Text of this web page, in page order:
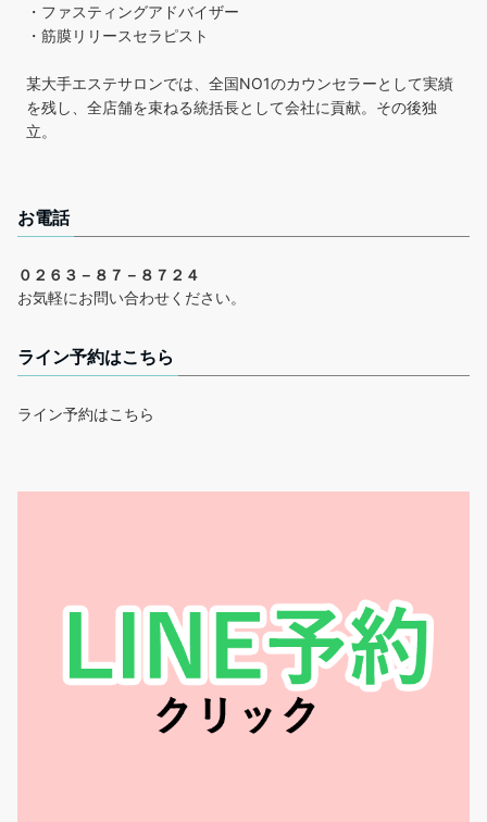
・ファスティングアドバイザー
・筋膜リリースセラピスト
某大手エステサロンでは、全国NO1のカウンセラーとして実績
を残し、全店舗を束ねる統括長として会社に貢献。その後独
立。
お電話
０２６３－８７－８７２４
お気軽にお問い合わせください。
ライン予約はこちら
ライン予約はこちら